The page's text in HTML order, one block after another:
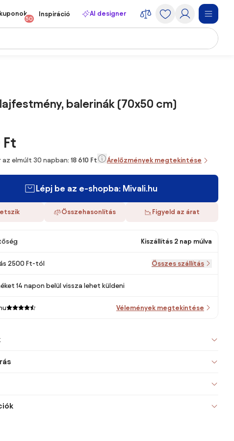
50
Inspiráció AI designer
balerinák (70x50 cm)
Ft
az elmúlt 30 napban: 18 610 Ft Árelőzmények megtekintése
Lépj be az e-shopba: Mivali.hu
Összehasonlítás Figyeld az árat
Kiszállítás 2 nap múlva
2500 Ft-tól Összes szállítás
14 napon belül vissza lehet küldeni
Vélemények megtekintése